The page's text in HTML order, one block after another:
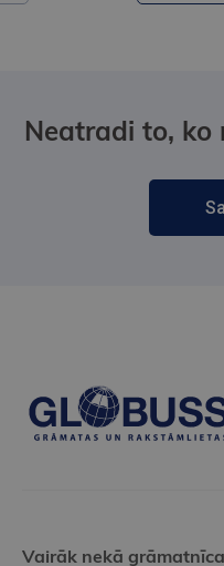
Neatradi to, ko
Vairāk nekā grāmatnīca